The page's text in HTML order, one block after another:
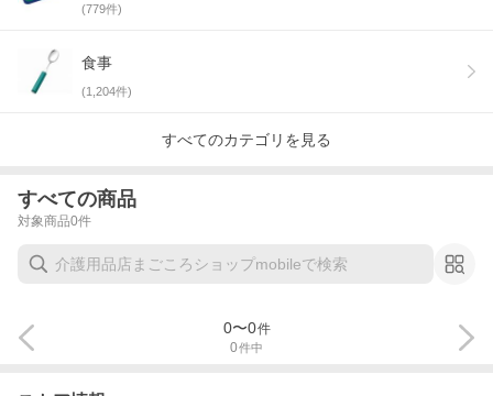
(779件)
食事
(1,204件)
すべてのカテゴリを見る
すべての商品
対象商品0件
0件中
0〜0件